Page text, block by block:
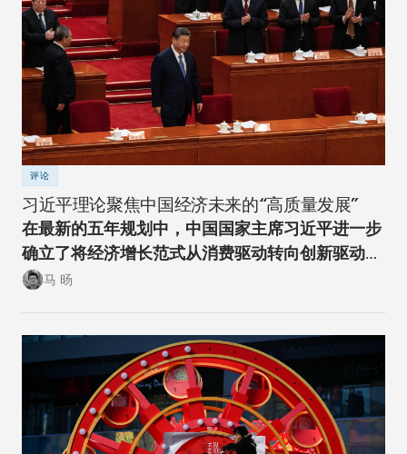
评论
习近平理论聚焦中国经济未来的“高质量发展”
在最新的五年规划中，中国国家主席习近平进一步
确立了将经济增长范式从消费驱动转向创新驱动的
经济转型方向。
马 旸